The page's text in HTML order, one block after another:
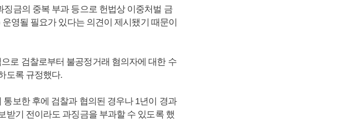
금의 중복 부과 등으로 헌법상 이중처벌 금
영될 필요가 있다는 의견이 제시됐기 때문이
로 검찰로부터 불공정거래 혐의자에 대한 수
도록 규정했다.
보한 후에 검찰과 협의된 경우나 1년이 경과
받기 전이라도 과징금을 부과할 수 있도록 했